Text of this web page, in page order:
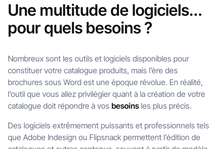
Une multitude de logiciels...
pour quels besoins ?
Nombreux sont les outils et logiciels disponibles pour
constituer votre catalogue produits, mais l’ère des
brochures sous Word est une époque révolue. En réalité,
l’outil que vous allez privilégier quant à la création de votre
catalogue doit répondre à vos besoins les plus précis.
Des logiciels extrêmement puissants et professionnels tels
que Adobe Indesign ou Flipsnack permettent l’édition de